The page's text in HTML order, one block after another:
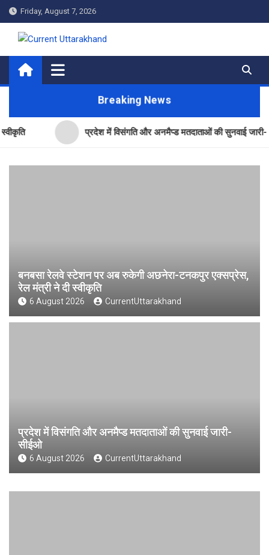
Skip
to
content
Friday, August 7, 2026
Current Uttarakhand
Breaking News
प्रदेश में विसंगति और अनमैप्ड मतदाताओं की सुनवाई जारी- सीईओ
बनबसा रेलवे स्टेशन पर अब रुकेगी अछनेरा-टनकपुर एक्सप्रेस,
रेल मंत्री ने दी स्वीकृति
6 August 2026 CurrentUttarakhand
प्रदेश में विसंगति और अनमैप्ड मतदाताओं की सुनवाई जारी-
सीईओ
6 August 2026 CurrentUttarakhand